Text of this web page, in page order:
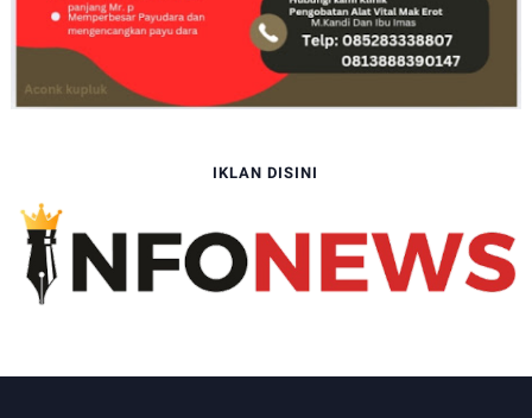
IKLAN DISINI